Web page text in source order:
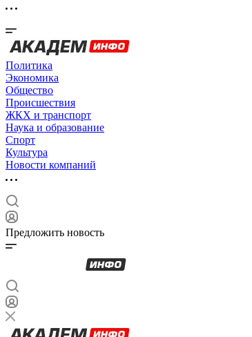
Политика
Экономика
Общество
Происшествия
ЖКХ и транспорт
Наука и образование
Спорт
Культура
Новости компаний
Предложить новость